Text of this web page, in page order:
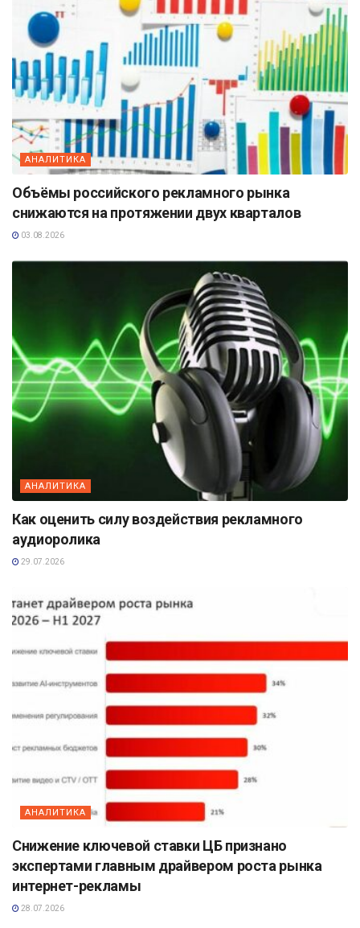
АНАЛИТИКА
Объёмы российского рекламного рынка
снижаются на протяжении двух кварталов
03.08.2026
АНАЛИТИКА
Как оценить силу воздействия рекламного
аудиоролика
29.07.2026
АНАЛИТИКА
Снижение ключевой ставки ЦБ признано
экспертами главным драйвером роста рынка
интернет-рекламы
28.07.2026